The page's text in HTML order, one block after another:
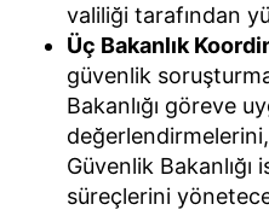
valiliği tarafından
Üç Bakanlık
güvenlik
Bakanlığı göreve
Güvenlik Bakanlığı
süreçlerini